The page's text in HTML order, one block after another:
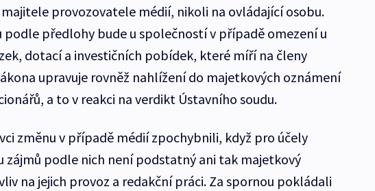
provozovatele médií, nikoli na ovládající osobu.
předlohy bude u společností v případě omezení u
dotací a investičních pobídek, které míří na členy
upravuje rovněž nahlížení do majetkových oznámení
a to v reakci na verdikt Ústavního soudu.
změnu v případě médií zpochybnili, když pro účely
zájmů podle nich není podstatný ani tak majetkový
na jejich provoz a redakční práci. Za spornou pokládali